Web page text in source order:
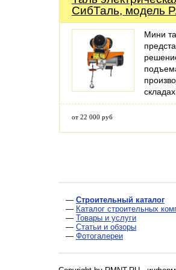
СибТаль, модель
Мини
от 22 000 руб
— Строительный каталог
— Каталог строительных
— Товары и услуги
— Статьи и обзоры
— Фотогалереи